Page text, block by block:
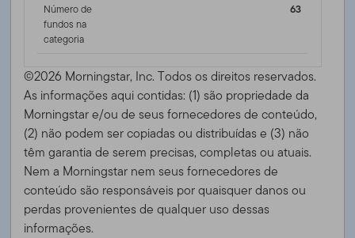
Número de
fundos na
categoria
63
©2026 Morningstar, Inc. Todos os direitos reservados.
As informações aqui contidas: (1) são propriedade da
Morningstar e/ou de seus fornecedores de conteúdo,
(2) não podem ser copiadas ou distribuídas e (3) não
têm garantia de serem precisas, completas ou atuais.
Nem a Morningstar nem seus fornecedores de
conteúdo são responsáveis ​​por quaisquer danos ou
perdas provenientes de qualquer uso dessas
informações.